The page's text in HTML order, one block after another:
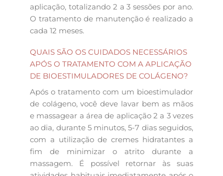
aplicação, totalizando 2 a 3 sessões por ano.
O tratamento de manutenção é realizado a
cada 12 meses.
QUAIS SÃO OS CUIDADOS NECESSÁRIOS
APÓS O TRATAMENTO COM A APLICAÇÃO
DE BIOESTIMULADORES DE COLÁGENO?
Após o tratamento com um bioestimulador
de colágeno, você deve lavar bem as mãos
e massagear a área de aplicação 2 a 3 vezes
ao dia, durante 5 minutos, 5-7 dias seguidos,
com a utilização de cremes hidratantes a
fim de minimizar o atrito durante a
massagem. É possível retornar às suas